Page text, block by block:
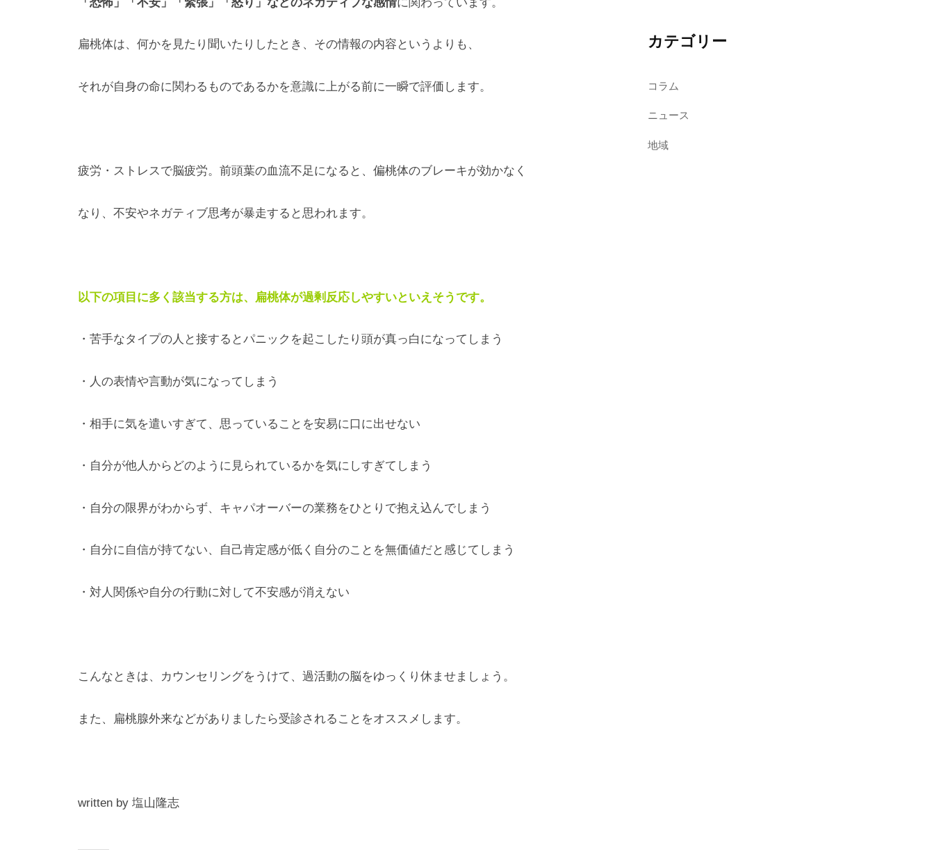
扁桃体は、何かを見たり聞いたりしたとき、その情報の内容というよりも、
それが自身の命に関わるものであるかを意識に上がる前に一瞬で評価します。
疲労・ストレスで脳疲労。前頭葉の血流不足になると、偏桃体のブレーキが効かなく
なり、不安やネガティブ思考が暴走すると思われます。
以下の項目に多く該当する方は、扁桃体が過剰反応しやすいといえそうです。
・苦手なタイプの人と接するとパニックを起こしたり頭が真っ白になってしまう
・人の表情や言動が気になってしまう
・相手に気を遣いすぎて、思っていることを安易に口に出せない
・自分が他人からどのように見られているかを気にしすぎてしまう
・自分の限界がわからず、キャパオーバーの業務をひとりで抱え込んでしまう
・自分に自信が持てない、自己肯定感が低く自分のことを無価値だと感じてしまう
・対人関係や自分の行動に対して不安感が消えない
こんなときは、カウンセリングをうけて、過活動の脳をゆっくり休ませましょう。
また、扁桃腺外来などがありましたら受診されることをオススメします。
written by 塩山隆志
カテゴリー
コラム
ニュース
地域